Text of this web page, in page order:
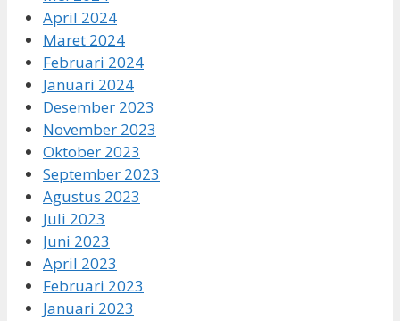
April 2024
Maret 2024
Februari 2024
Januari 2024
Desember 2023
November 2023
Oktober 2023
September 2023
Agustus 2023
Juli 2023
Juni 2023
April 2023
Februari 2023
Januari 2023